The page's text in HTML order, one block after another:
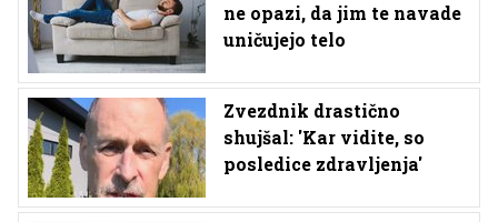
ne opazi, da jim te navade
uničujejo telo
Zvezdnik drastično
shujšal: 'Kar vidite, so
posledice zdravljenja'